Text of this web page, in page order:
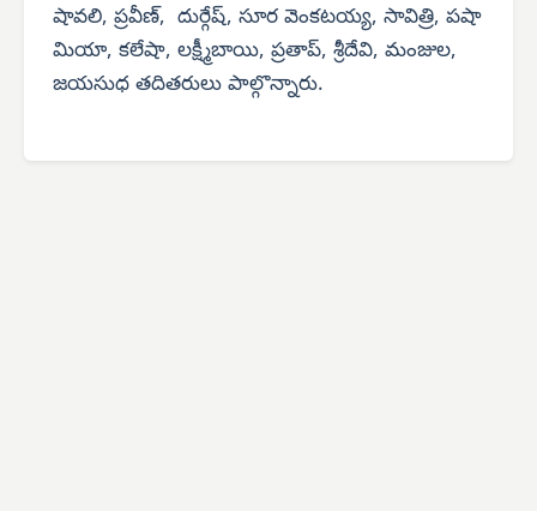
షావలి, ప్రవీణ్, దుర్గేష్, సూర వెంకటయ్య, సావిత్రి, పషా
మియా, కలేషా, లక్ష్మీబాయి, ప్రతాప్, శ్రీదేవి, మంజుల,
జయసుధ తదితరులు పాల్గొన్నారు.